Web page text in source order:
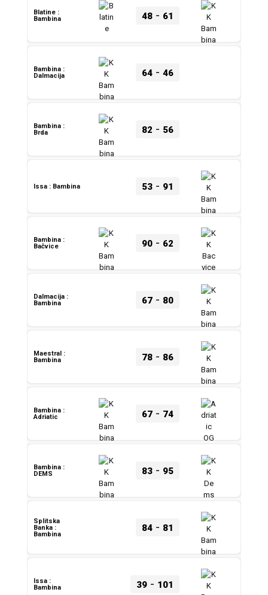
48- 61
Blatine :
Bambina
64- 46
Bambina :
Dalmacija
82 - 56
Bambina :
Brda
53- 91
Issa : Bambina
90- 62
Bambina :
Bačvice
67- 80
Dalmacija :
Bambina
78- 86
Maestral :
Bambina
67- 74
Bambina :
Adriatic
83- 95
Bambina :
DEMS
84- 81
Splitska
Banka :
Bambina
39- 101
Issa :
Bambina